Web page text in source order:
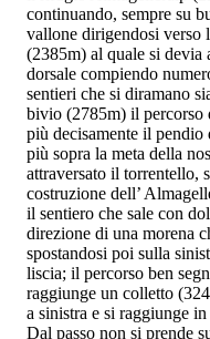
continuando, sempre su
vallone dirigendosi verso
(2385m) al quale si devia
dorsale compiendo
sentieri che si diramano
bivio (2785m) il percorso
più decisamente il pendio
più sopra la meta della
attraversato il torrentello,
costruzione dell’
il sentiero che sale con
direzione di una morena
spostandosi poi sulla
liscia; il percorso ben
raggiunge un colletto
a sinistra e si raggiunge
Dal passo non si prende